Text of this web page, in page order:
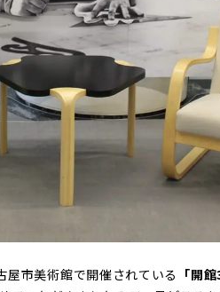
市美術館で開催されている
「開